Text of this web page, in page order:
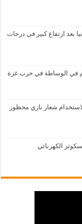
بعد ارتفاع كبير في درجات
في الوساطة في حرب غزة
شعار نازي محظور
الكهربائي